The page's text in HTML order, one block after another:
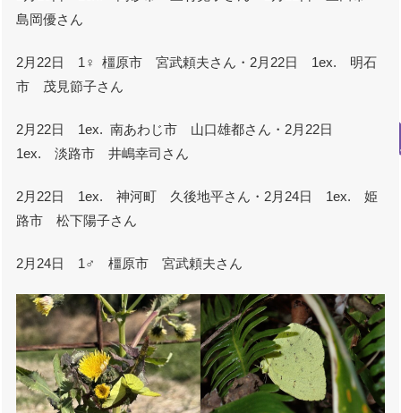
島岡優さん
2月22日 1♀ 橿原市 宮武頼夫さん・2月22日 1ex. 明石
市 茂見節子さん
2月22日 1ex. 南あわじ市 山口雄都さん・2月22日
1ex. 淡路市 井嶋幸司さん
2月22日 1ex. 神河町 久後地平さん・2月24日 1ex. 姫
路市 松下陽子さん
2月24日 1♂ 橿原市 宮武頼夫さん